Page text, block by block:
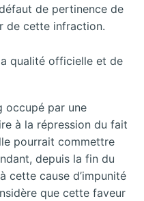
de pertinence de
de cette infraction.
qualité officielle et de
occupé par une
à la répression du fait
pourrait commettre
depuis la fin du
cette cause d’impunité
que cette faveur